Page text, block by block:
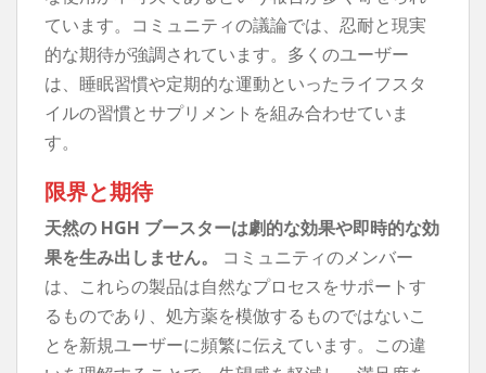
ています。コミュニティの議論では、忍耐と現実
的な期待が強調されています。多くのユーザー
は、睡眠習慣や定期的な運動といったライフスタ
イルの習慣とサプリメントを組み合わせていま
す。
限界と期待
天然の HGH ブースターは劇的な効果や即時的な効
果を生み出しません。
コミュニティのメンバー
は、これらの製品は自然なプロセスをサポートす
るものであり、処方薬を模倣するものではないこ
とを新規ユーザーに頻繁に伝えています。この違